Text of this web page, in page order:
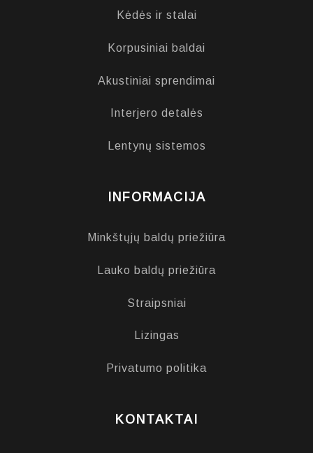
Kėdės ir stalai
Korpusiniai baldai
Akustiniai sprendimai
Interjero detalės
Lentynų sistemos
INFORMACIJA
Minkštųjų baldų priežiūra
Lauko baldų priežiūra
Straipsniai
Lizingas
Privatumo politika
KONTAKTAI